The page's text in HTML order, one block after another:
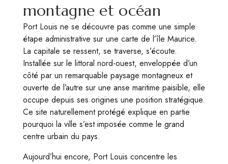
montagne et océan
Port Louis ne se découvre pas comme une simple
étape administrative sur une carte de l’île Maurice.
La capitale se ressent, se traverse, s’écoute.
Installée sur le littoral nord-ouest, enveloppée d’un
côté par un remarquable paysage montagneux et
ouverte de l’autre sur une anse maritime paisible, elle
occupe depuis ses origines une position stratégique.
Ce site naturellement protégé explique en partie
pourquoi la ville s’est imposée comme le grand
centre urbain du pays.
Aujourd’hui encore, Port Louis concentre les